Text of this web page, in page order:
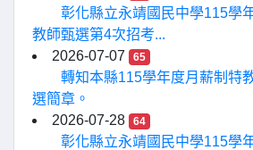
彰化縣立永靖國民中學115學
教師甄選第4次招考...
2026-07-07
65
轉知本縣115學年度月薪制特
選簡章。
2026-07-28
64
彰化縣立永靖國民中學115學